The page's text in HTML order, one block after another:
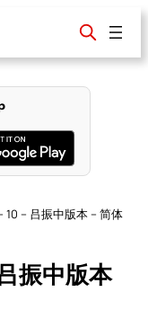
10 – 吕振中版本 – 简体
振中版本